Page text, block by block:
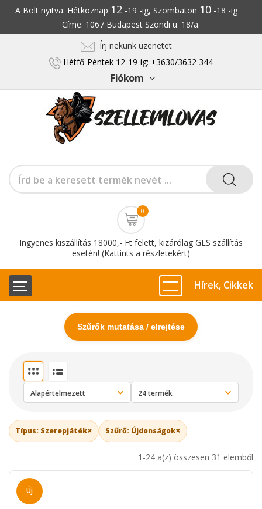
A Bolt nyitva: Hétköznap 12 -19 -ig, Szombaton 10 -18 -ig
Címe: 1067 Budapest Szondi u. 18/a.
Írj nekünk üzenetet
Hétfő-Péntek 12-19-ig: +3630/3632 344
Fiókom
0
Ingyenes kiszállítás 18000,- Ft felett, kizárólag GLS szállítás
esetén! (Kattints a részletekért)
Hírek, Cikkek
Szűrők mutatása / elrejtése
Típus: Szerepjáték× Szűrő: Újdonságok×
1-24 a(z) összesen 31 elemből
Új